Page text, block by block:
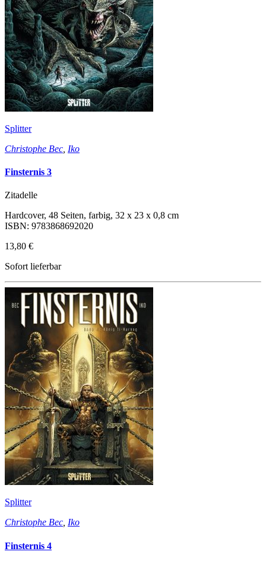
Splitter
Christophe Bec Iko
Finsternis 3
Zitadelle
Hardcover, 48 Seiten, farbig, 32 x 23 x 0,8 cm
ISBN: 9783868692020
13,80 €
Sofort lieferbar
Splitter
Christophe Bec Iko
Finsternis 4